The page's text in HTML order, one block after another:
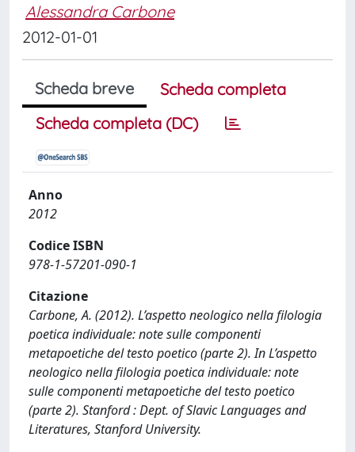
Alessandra Carbone
2012-01-01
Scheda breve
Scheda completa
Scheda completa (DC)
Anno
2012
Codice ISBN
978-1-57201-090-1
Citazione
Carbone, A. (2012). L’aspetto neologico nella filologia
poetica individuale: note sulle componenti
metapoetiche del testo poetico (parte 2). In L’aspetto
neologico nella filologia poetica individuale: note
sulle componenti metapoetiche del testo poetico
(parte 2). Stanford : Dept. of Slavic Languages and
Literatures, Stanford University.